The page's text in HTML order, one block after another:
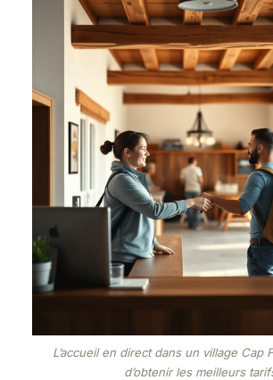
L’accueil en direct dans un village Cap
d’obtenir les meilleurs